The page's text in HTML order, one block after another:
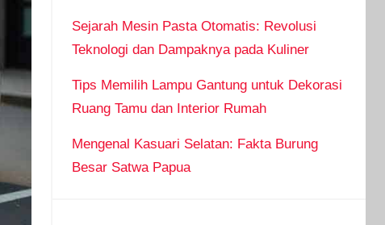
Sejarah Mesin Pasta Otomatis: Revolusi
Teknologi dan Dampaknya pada Kuliner
Tips Memilih Lampu Gantung untuk Dekorasi
Ruang Tamu dan Interior Rumah
Mengenal Kasuari Selatan: Fakta Burung
Besar Satwa Papua